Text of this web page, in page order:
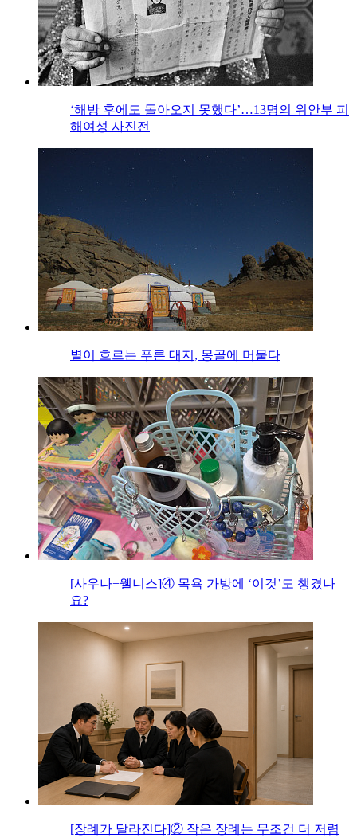
‘해방 후에도 돌아오지 못했다’…13명의 위안부 피
해여성 사진전
별이 흐르는 푸른 대지, 몽골에 머물다
[사우나+웰니스]④ 목욕 가방에 ‘이것’도 챙겼나
요?
[장례가 달라진다]② 작은 장례는 무조건 더 저렴